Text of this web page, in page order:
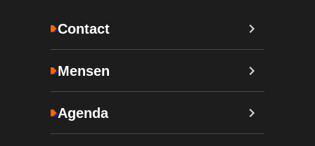
Contact
Mensen
Agenda